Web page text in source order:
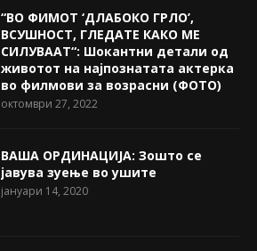
“ВО ФИМОТ ‘ДЛАБОКО ГРЛО’,
ВСУШНОСТ, ГЛЕДАТЕ КАКО МЕ
СИЛУВААТ“: Шокантни детали од
животот на најпознатата актерка
во филмови за возрасни (ФОТО)
октомври 27, 2022
ВАША ОРДИНАЦИЈА: Зошто се
јавува зуење во ушите
јануари 14, 2020